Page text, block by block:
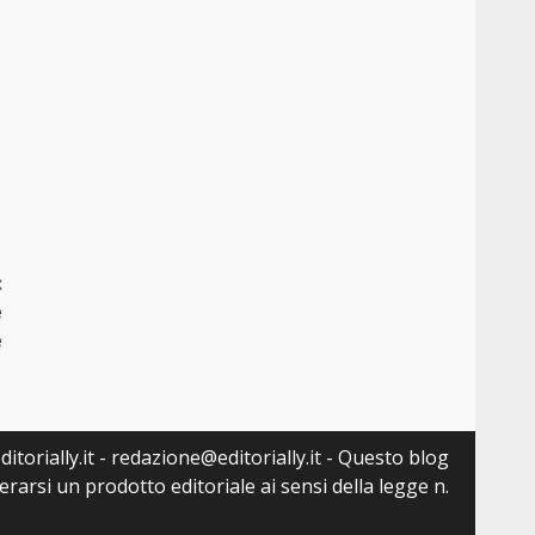
- redazione@editorially.it - Questo blog
un prodotto editoriale ai sensi della legge n.